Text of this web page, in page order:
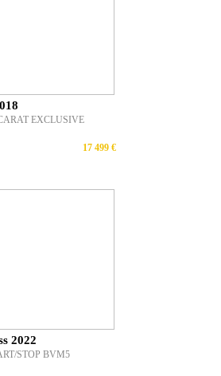
EXCLUSIVE
17 499 €
2022
STOP BVM5